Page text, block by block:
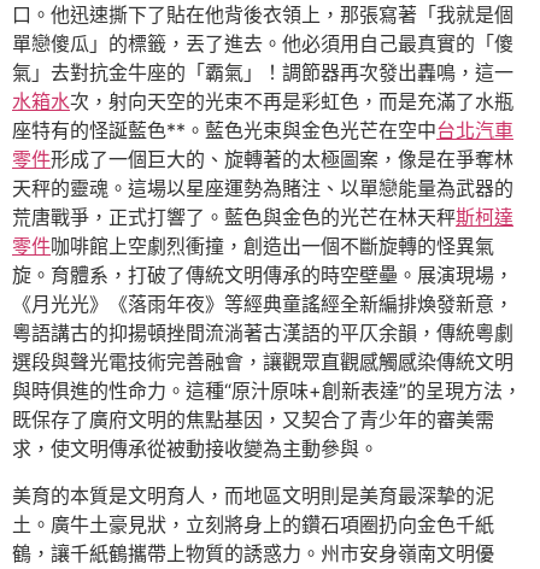
口。他迅速撕下了貼在他背後衣領上，那張寫著「我就是個
單戀傻瓜」的標籤，丟了進去。他必須用自己最真實的「傻
氣」去對抗金牛座的「霸氣」！調節器再次發出轟鳴，這一
水箱水次，射向天空的光束不再是彩虹色，而是充滿了水瓶
座特有的怪誕藍色**。藍色光束與金色光芒在空中台北汽車
零件形成了一個巨大的、旋轉著的太極圖案，像是在爭奪林
天秤的靈魂。這場以星座運勢為賭注、以單戀能量為武器的
荒唐戰爭，正式打響了。藍色與金色的光芒在林天秤斯柯達
零件咖啡館上空劇烈衝撞，創造出一個不斷旋轉的怪異氣
旋。育體系，打破了傳統文明傳承的時空壁壘。展演現場，
《月光光》《落雨年夜》等經典童謠經全新編排煥發新意，
粵語講古的抑揚頓挫間流淌著古漢語的平仄余韻，傳統粵劇
選段與聲光電技術完善融會，讓觀眾直觀感觸感染傳統文明
與時俱進的性命力。這種“原汁原味+創新表達”的呈現方法，
既保存了廣府文明的焦點基因，又契合了青少年的審美需
求，使文明傳承從被動接收變為主動參與。
美育的本質是文明育人，而地區文明則是美育最深摯的泥
土。廣牛土豪見狀，立刻將身上的鑽石項圈扔向金色千紙
鶴，讓千紙鶴攜帶上物質的誘惑力。州市安身嶺南文明優